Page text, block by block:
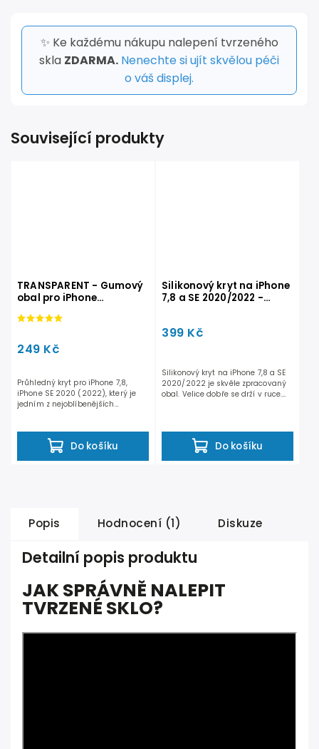
✨ Ke každému nákupu nalepení tvrzeného
skla ZDARMA. Nenechte si ujít skvělou péči
o váš displej.
Související produkty
TRANSPARENT - Gumový
obal pro iPhone
249 Kč
Do košíku
Průhledný kryt pro iPhone 7,8,
iPhone SE 2020 (2022), který je
jedním z nejoblíbenějších
Silikonový kryt na iPhone
7,8 a SE 2020/2022 -
399 Kč
Do košíku
Silikonový kryt na iPhone 7,8 a SE
2020/2022 je skvěle zpracovaný
obal. Velice dobře se drží v ruce.
Popis Hodnocení (1) Diskuze
Detailní popis produktu
JAK SPRÁVNĚ NALEPIT
TVRZENÉ SKLO?